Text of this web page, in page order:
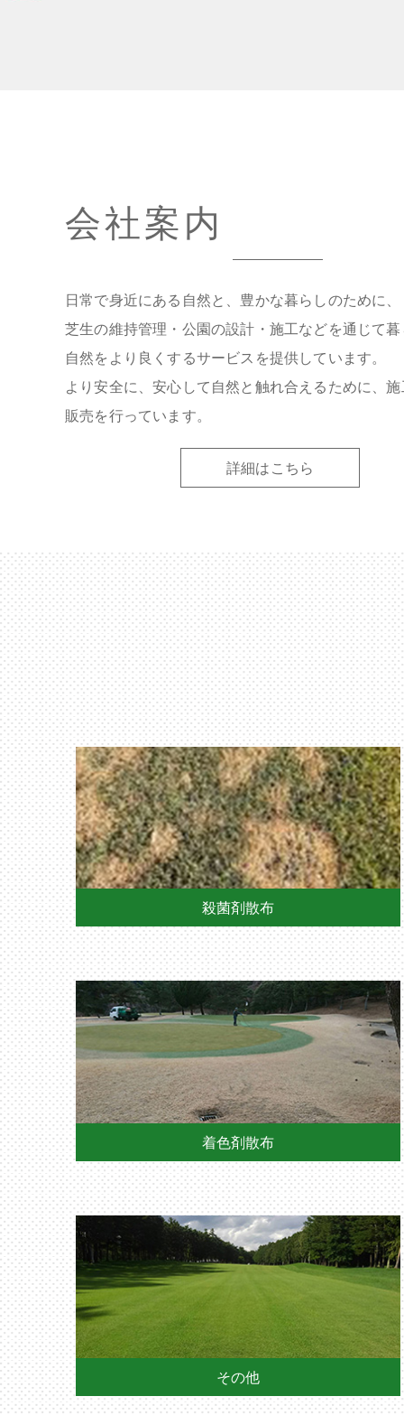
会社案内
日常で身近にある自然と、豊かな暮らしのために、
芝生の維持管理・公園の設計・施工などを通じて
自然をより良くするサービスを提供しています。
より安全に、安心して自然と触れ合えるために、
販売を行っています。
詳細はこちら
殺菌剤散布
着色剤散布
その他